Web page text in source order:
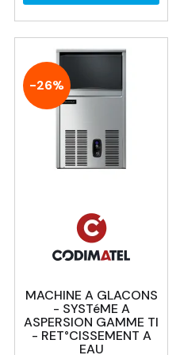
-26%
MACHINE A GLACONS
- SYSTéME A
ASPERSION GAMME TI
- RET°CISSEMENT A
EAU